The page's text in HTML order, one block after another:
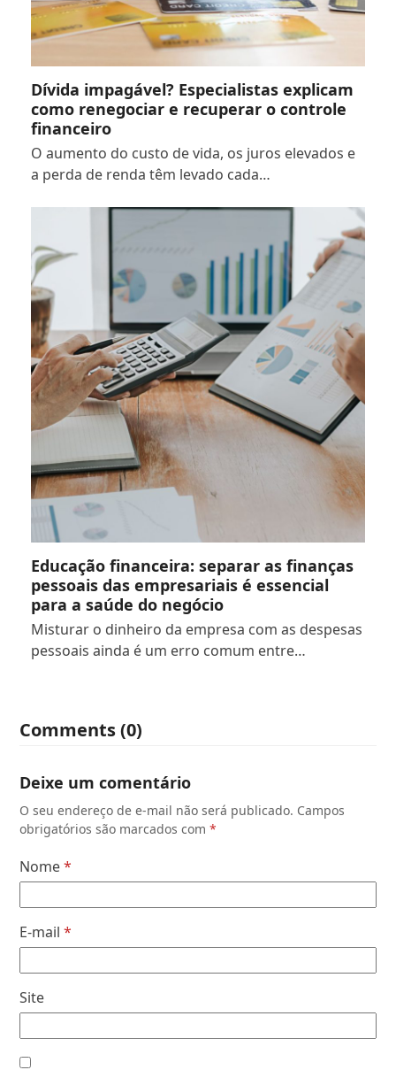
Dívida impagável? Especialistas explicam
como renegociar e recuperar o controle
financeiro
O aumento do custo de vida, os juros elevados e
a perda de renda têm levado cada…
Educação financeira: separar as finanças
pessoais das empresariais é essencial
para a saúde do negócio
Misturar o dinheiro da empresa com as despesas
pessoais ainda é um erro comum entre…
Comments (0)
Deixe um comentário
O seu endereço de e-mail não será publicado. Campos
obrigatórios são marcados com*
Nome*
E-mail*
Site